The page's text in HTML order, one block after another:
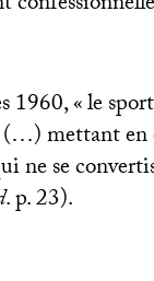
1960, «le
mettant en
ne se
. p. 23).